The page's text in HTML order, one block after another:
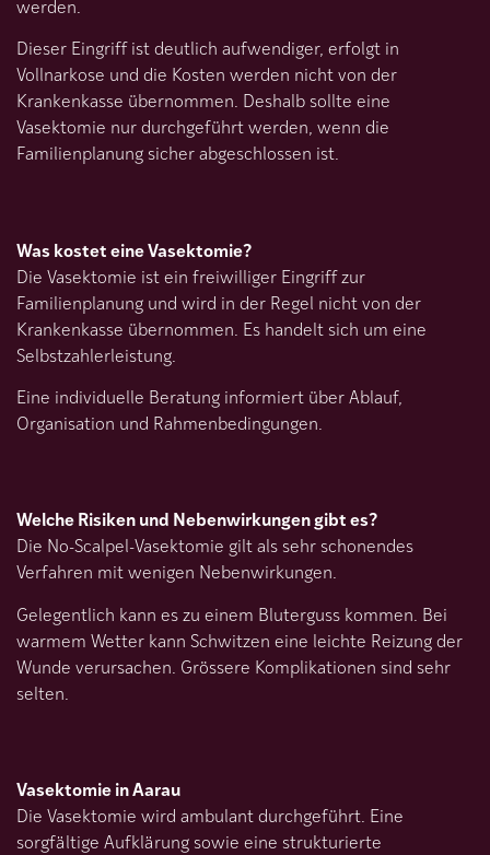
werden.
Dieser Eingriff ist deutlich aufwendiger, erfolgt in
Vollnarkose und die Kosten werden nicht von der
Krankenkasse übernommen. Deshalb sollte eine
Vasektomie nur durchgeführt werden, wenn die
Familienplanung sicher abgeschlossen ist.
Was kostet eine Vasektomie?
Die Vasektomie ist ein freiwilliger Eingriff zur
Familienplanung und wird in der Regel nicht von der
Krankenkasse übernommen. Es handelt sich um eine
Selbstzahlerleistung.
Eine individuelle Beratung informiert über Ablauf,
Organisation und Rahmenbedingungen.
Welche Risiken und Nebenwirkungen gibt es?
Die No-Scalpel-Vasektomie gilt als sehr schonendes
Verfahren mit wenigen Nebenwirkungen.
Gelegentlich kann es zu einem Bluterguss kommen. Bei
warmem Wetter kann Schwitzen eine leichte Reizung der
Wunde verursachen. Grössere Komplikationen sind sehr
selten.
Vasektomie in Aarau
Die Vasektomie wird ambulant durchgeführt. Eine
sorgfältige Aufklärung sowie eine strukturierte